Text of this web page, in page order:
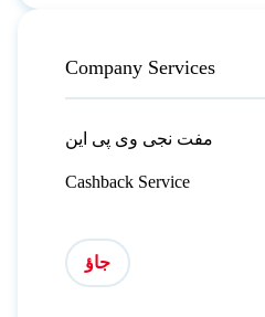
Company Services
مفت نجی وی پی این
Cashback Service
جاؤ